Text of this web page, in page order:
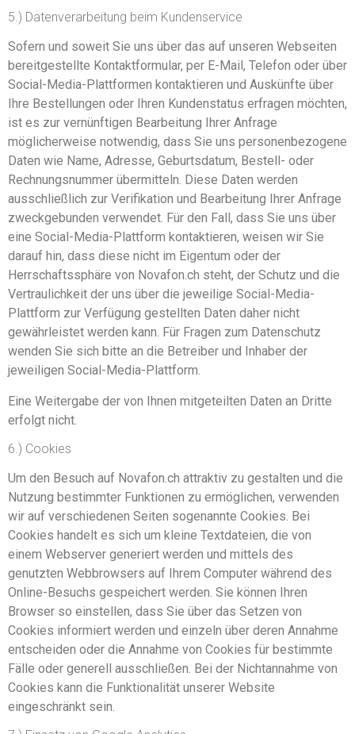
5.) Datenverarbeitung beim Kundenservice
Sofern und soweit Sie uns über das auf unseren Webseiten
bereitgestellte Kontaktformular, per E-Mail, Telefon oder über
Social-Media-Plattformen kontaktieren und Auskünfte über
Ihre Bestellungen oder Ihren Kundenstatus erfragen möchten,
ist es zur vernünftigen Bearbeitung Ihrer Anfrage
möglicherweise notwendig, dass Sie uns personenbezogene
Daten wie Name, Adresse, Geburtsdatum, Bestell- oder
Rechnungsnummer übermitteln. Diese Daten werden
ausschließlich zur Verifikation und Bearbeitung Ihrer Anfrage
zweckgebunden verwendet. Für den Fall, dass Sie uns über
eine Social-Media-Plattform kontaktieren, weisen wir Sie
darauf hin, dass diese nicht im Eigentum oder der
Herrschaftssphäre von Novafon.ch steht, der Schutz und die
Vertraulichkeit der uns über die jeweilige Social-Media-
Plattform zur Verfügung gestellten Daten daher nicht
gewährleistet werden kann. Für Fragen zum Datenschutz
wenden Sie sich bitte an die Betreiber und Inhaber der
jeweiligen Social-Media-Plattform.
Eine Weitergabe der von Ihnen mitgeteilten Daten an Dritte
erfolgt nicht.
6.) Cookies
Um den Besuch auf Novafon.ch attraktiv zu gestalten und die
Nutzung bestimmter Funktionen zu ermöglichen, verwenden
wir auf verschiedenen Seiten sogenannte Cookies. Bei
Cookies handelt es sich um kleine Textdateien, die von
einem Webserver generiert werden und mittels des
genutzten Webbrowsers auf Ihrem Computer während des
Online-Besuchs gespeichert werden. Sie können Ihren
Browser so einstellen, dass Sie über das Setzen von
Cookies informiert werden und einzeln über deren Annahme
entscheiden oder die Annahme von Cookies für bestimmte
Fälle oder generell ausschließen. Bei der Nichtannahme von
Cookies kann die Funktionalität unserer Website
eingeschränkt sein.